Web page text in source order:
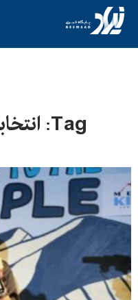
Tag: انتخابات کنگره آمریکا